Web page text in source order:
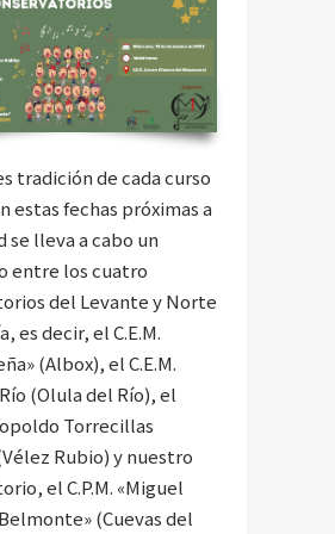
tradición de cada curso
estas fechas próximas a
se lleva a cabo un
entre los cuatro
del Levante y Norte
es decir, el C.E.M.
(Albox), el C.E.M.
(Olula del Río), el
Torrecillas
Rubio) y nuestro
el C.P.M. «Miguel
(Cuevas del